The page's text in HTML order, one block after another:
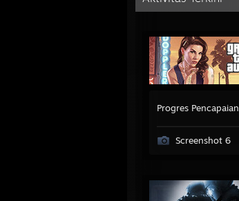
Progres Pencapaian
Screenshot 6